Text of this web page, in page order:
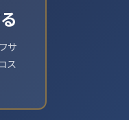
サ
ス